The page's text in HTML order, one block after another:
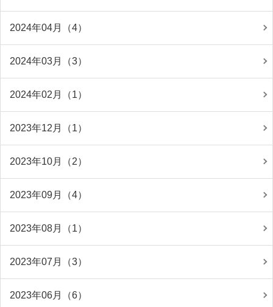
2024年04月（4）
2024年03月（3）
2024年02月（1）
2023年12月（1）
2023年10月（2）
2023年09月（4）
2023年08月（1）
2023年07月（3）
2023年06月（6）